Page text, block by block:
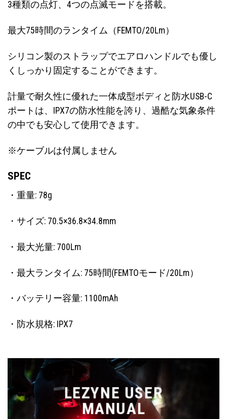
3種類の点灯、4つの点滅モードを搭載。
最大75時間のランタイム（FEMTO/20Lm）
シリコン製のストラップでエアロハンドルでも優し
くしっかり固定することができます。
計量で耐久性に優れた一体成型ボディと防水USB-C
ポートは、IPX7の防水性能を誇り、過酷な気象条件
の中でも安心して使用できます。
※ケーブルは付属しません
SPEC
・重量: 78g
・サイズ: 70.5×36.8×34.8mm
・最大光量: 700Lm
・最大ランタイム: 75時間(FEMTOモード/20Lm）
・バッテリー容量: 1100mAh
・防水規格: IPX7
LEZYNE USER
MANUAL